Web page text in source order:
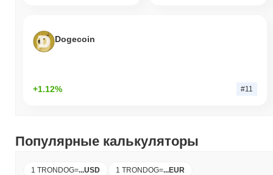
Dogecoin
+1.12% #11
Популярные калькуляторы
1 TRONDOG=...USD 1 TRONDOG=...EUR